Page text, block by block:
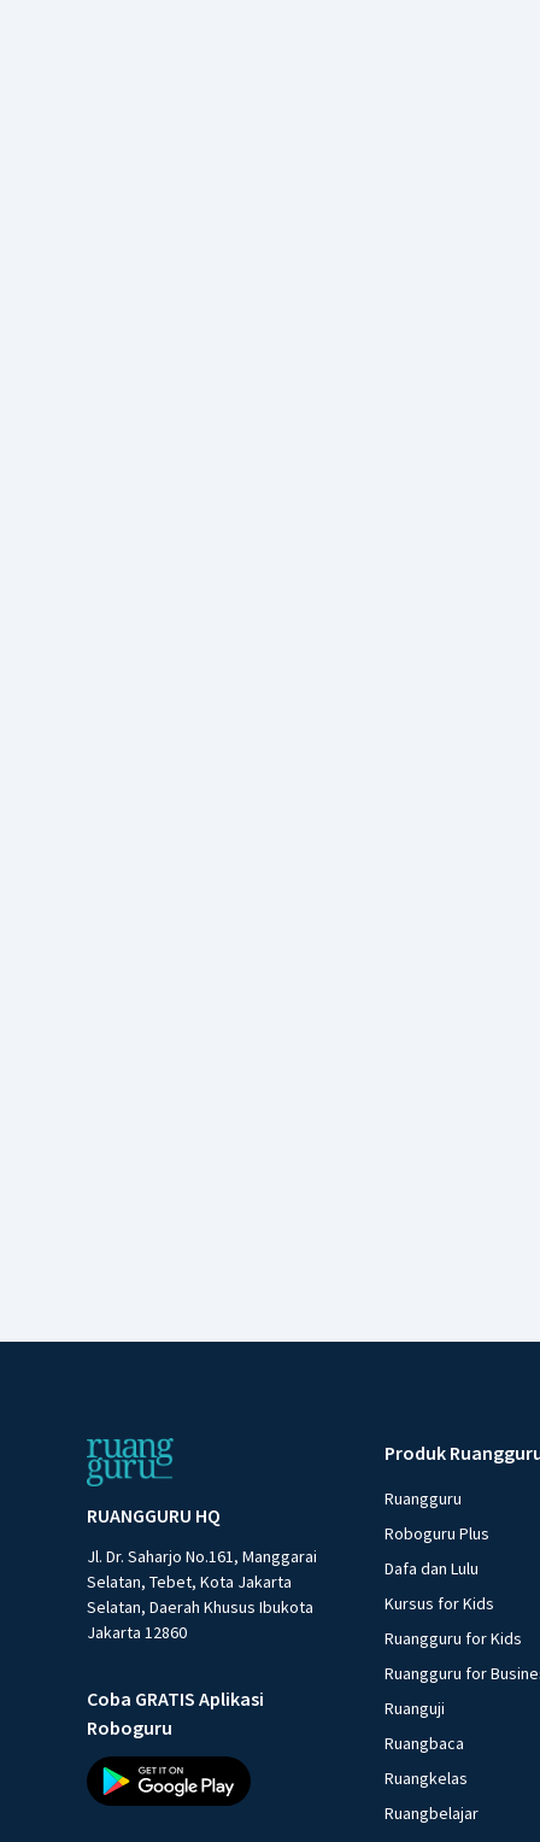
RUANGGURU HQ
Jl. Dr. Saharjo No.161, Manggarai
Selatan, Tebet, Kota Jakarta
Selatan, Daerah Khusus Ibukota
Jakarta 12860
Coba GRATIS Aplikasi
Roboguru
Produk
Ruangguru
Roboguru Plus
Dafa dan Lulu
Kursus for Kids
Ruangguru for Kids
Ruangguru for
Ruanguji
Ruangbaca
Ruangkelas
Ruangbelajar